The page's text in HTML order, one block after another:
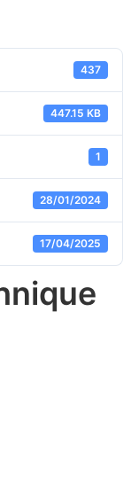
437
447.15 KB
1
28/01/2024
17/04/2025